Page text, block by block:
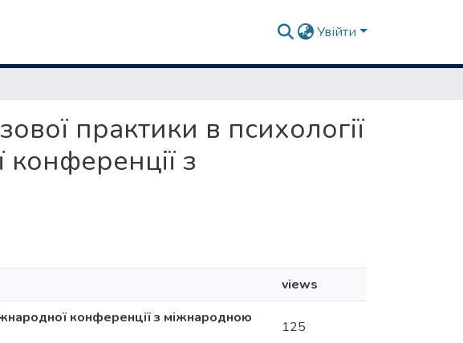
Увійти
практики в психології
конференції з
views
конференції з міжнародною
125